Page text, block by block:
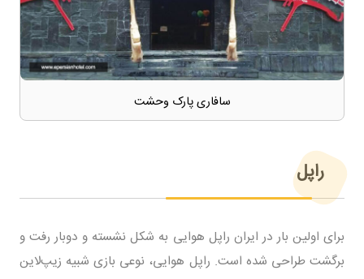
سافاری پارک وحشت
راپل
برای اولین بار در ایران راپل هوایی به شکل نشسته و دوبار رفت و
برگشت طراحی شده است. راپل هوایی، نوعی بازی شبیه زیپ‌لاین